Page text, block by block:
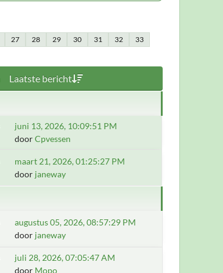
27 28 29 30 31 32
33
Laatste bericht
juni 13, 2026, 10:09:51 PM
doorCpvessen
maart 21, 2026, 01:25:27 PM
door janeway
augustus 05, 2026, 08:57:29 PM
door janeway
juli 28, 2026, 07:05:47 AM
door Mopo